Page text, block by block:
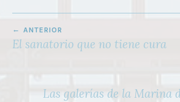
DE
ANTERIOR
El sanatorio que no tiene cura
Las galerías de la Marina